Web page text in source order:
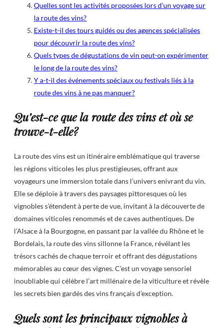
Quelles sont les activités proposées lors d’un voyage sur
la route des vins?
Existe-t-il des tours guidés ou des agences spécialisées
pour découvrir la route des vins?
Quels types de dégustations de vin peut-on expérimenter
le long de la route des vins?
Y a-t-il des événements spéciaux ou festivals liés à la
route des vins à ne pas manquer?
Qu’est-ce que la route des vins et où se
trouve-t-elle?
La route des vins est un itinéraire emblématique qui traverse
les régions viticoles les plus prestigieuses, offrant aux
voyageurs une immersion totale dans l’univers enivrant du vin.
Elle se déploie à travers des paysages pittoresques où les
vignobles s’étendent à perte de vue, invitant à la découverte de
domaines viticoles renommés et de caves authentiques. De
l’Alsace à la Bourgogne, en passant par la vallée du Rhône et le
Bordelais, la route des vins sillonne la France, révélant les
trésors cachés de chaque terroir et offrant des dégustations
mémorables au cœur des vignes. C’est un voyage sensoriel
inoubliable qui célèbre l’art millénaire de la viticulture et révèle
les secrets bien gardés des vins français d’exception.
Quels sont les principaux vignobles à